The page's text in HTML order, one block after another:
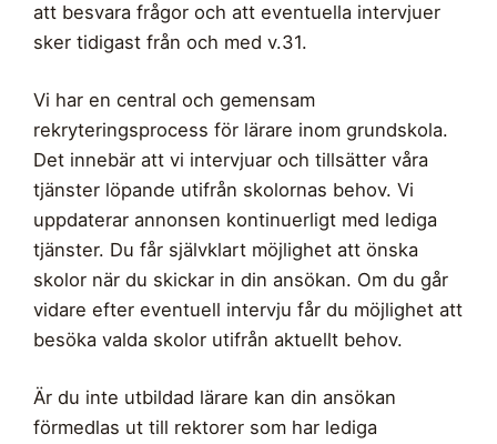
att besvara frågor och att eventuella intervjuer
sker tidigast från och med v.31.
Vi har en central och gemensam
rekryteringsprocess för lärare inom grundskola.
Det innebär att vi intervjuar och tillsätter våra
tjänster löpande utifrån skolornas behov. Vi
uppdaterar annonsen kontinuerligt med lediga
tjänster. Du får självklart möjlighet att önska
skolor när du skickar in din ansökan. Om du går
vidare efter eventuell intervju får du möjlighet att
besöka valda skolor utifrån aktuellt behov.
Är du inte utbildad lärare kan din ansökan
förmedlas ut till rektorer som har lediga